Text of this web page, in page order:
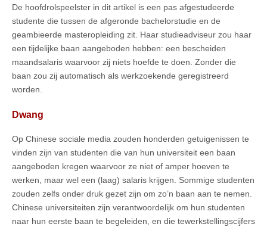
De hoofdrolspeelster in dit artikel is een pas afgestudeerde
studente die tussen de afgeronde bachelorstudie en de
geambieerde masteropleiding zit. Haar studieadviseur zou haar
een tijdelijke baan aangeboden hebben: een bescheiden
maandsalaris waarvoor zij niets hoefde te doen. Zonder die
baan zou zij automatisch als werkzoekende geregistreerd
worden.
Dwang
Op Chinese sociale media zouden honderden getuigenissen te
vinden zijn van studenten die van hun universiteit een baan
aangeboden kregen waarvoor ze niet of amper hoeven te
werken, maar wel een (laag) salaris krijgen. Sommige studenten
zouden zelfs onder druk gezet zijn om zo’n baan aan te nemen.
Chinese universiteiten zijn verantwoordelijk om hun studenten
naar hun eerste baan te begeleiden, en die tewerkstellingscijfers